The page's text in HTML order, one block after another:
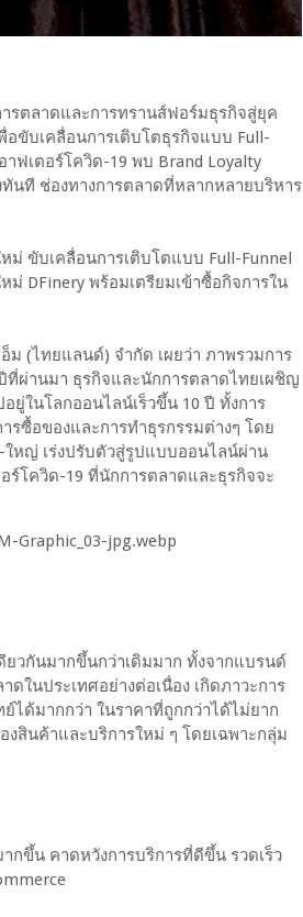
รตลาดและการทรานส์ฟอร์มธุรกิจสู่ยุค
อขับเคลื่อนการเติบโตธุรกิจแบบ Full-
ฟเตอร์โควิด-19 พบ Brand Loyalty
นที ช่องทางการตลาดที่หลากหลายบริหาร
ขับเคลื่อนการเติบโตแบบ Full-Funnel
ม่ DFinery พร้อมเตรียมเข้าซื้อกิจการใน
(ไทยแลนด์) จำกัด เผยว่า ภาพรวมการ
ที่ผ่านมา ธุรกิจและนักการตลาดไทยเผชิญ
ยู่ในโลกออนไลน์เร็วขึ้น 10 ปี ทั้งการ
รซื้อของและการทำธุรกรรมต่างๆ โดย
-ใหญ่ เร่งปรับตัวสู่รูปแบบออนไลน์ผ่าน
ร์โควิด-19 ที่นักการตลาดและธุรกิจจะ
วกันมากขึ้นกว่าเดิมมาก ทั้งจากแบรนด์
ในประเทศอย่างต่อเนื่อง เกิดภาวะการ
ด้มากกว่า ในราคาที่ถูกกว่าได้ไม่ยาก
สินค้าและบริการใหม่ ๆ โดยเฉพาะกลุ่ม
ขึ้น คาดหวังการบริการที่ดีขึ้น รวดเร็ว